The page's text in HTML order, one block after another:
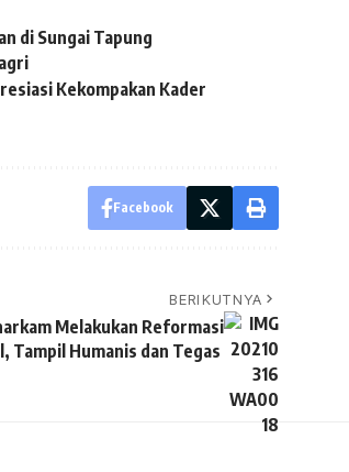
di Sungai Tapung
Kekompakan Kader
Facebook
BERIKUTNYA
Melakukan Reformasi
Tampil Humanis dan Tegas